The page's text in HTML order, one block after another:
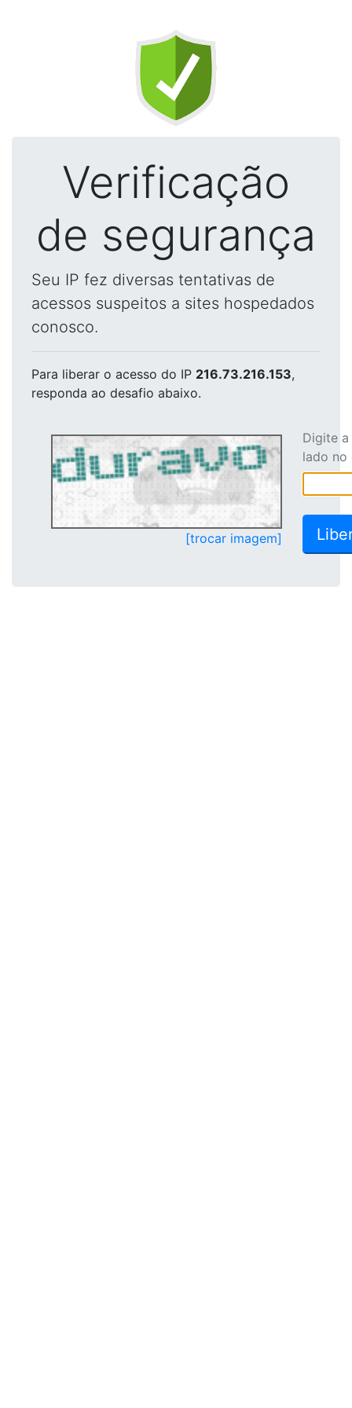
Verificação
de segurança
Seu IP fez diversas tentativas de
acessos suspeitos a sites hospedados
conosco.
Para liberar o acesso do IP 216.73.216.153,
responda ao desafio abaixo.
[trocar imagem]
Digite
lado no